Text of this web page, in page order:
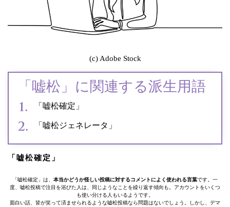
(c) Adobe Stock
「嘘松」に関連する派生用語
「嘘松確定」
「嘘松ジェネレータ」
「嘘松確定」
「嘘松確定」は、 本当かどうか怪しい投稿に対するコメントによく使われる言葉です。一
度、嘘松投稿で注目を浴びた人は、同じようなことを繰り返す傾向も。アカウントをいくつ
も使い分ける人もいるようです。
面白い話、皆が笑って済ませられるような嘘松投稿なら問題はないでしょう。しかし、デマ